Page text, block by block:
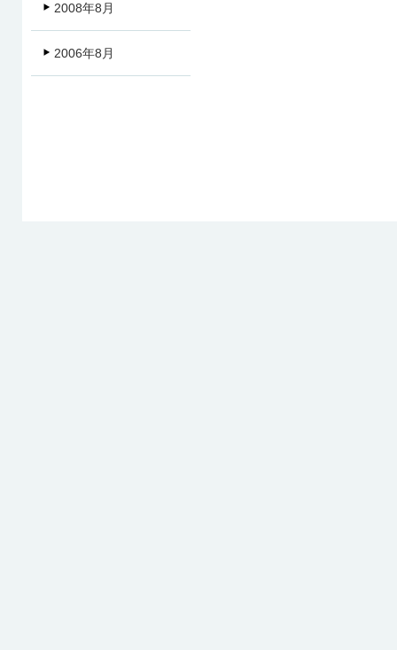
2008年8月
2006年8月